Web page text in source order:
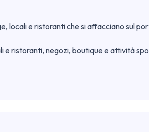
locali e ristoranti che si affacciano sul
e ristoranti, negozi, boutique e attività